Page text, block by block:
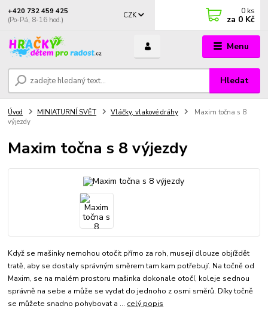
Menu
CZK
Hledat
+420 732 459 425
(Po-Pá, 8-16 hod.)
0 ks
za 0 Kč
Úvod MINIATURNÍ SVĚT Vláčky, vlakové dráhy
Maxim točna s 8
výjezdy
Maxim točna s 8 výjezdy
Když se mašinky nemohou otočit přímo za roh, musejí dlouze objíždět
tratě, aby se dostaly správným směrem tam kam potřebují. Na točně od
Maxim, se na malém prostoru mašinka dokonale otočí, koleje sednou
správně na sebe a může se vydat do jednoho z osmi směrů. Díky točně
se můžete snadno pohybovat a ... celý popis